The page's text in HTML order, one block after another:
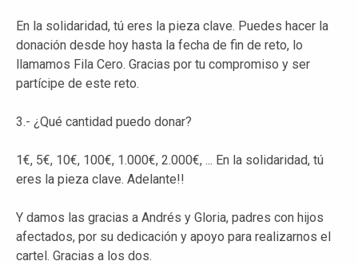
En la solidaridad, tú eres la pieza clave. Puedes hacer la
donación desde hoy hasta la fecha de fin de reto, lo
llamamos Fila Cero. Gracias por tu compromiso y ser
partícipe de este reto.
3.- ¿Qué cantidad puedo donar?
1€, 5€, 10€, 100€, 1.000€, 2.000€, ... En la solidaridad, tú
eres la pieza clave. Adelante!!
Y damos las gracias a Andrés y Gloria, padres con hijos
afectados, por su dedicación y apoyo para realizarnos el
cartel. Gracias a los dos.